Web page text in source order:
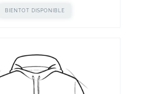
BIENTOT DISPONIBLE